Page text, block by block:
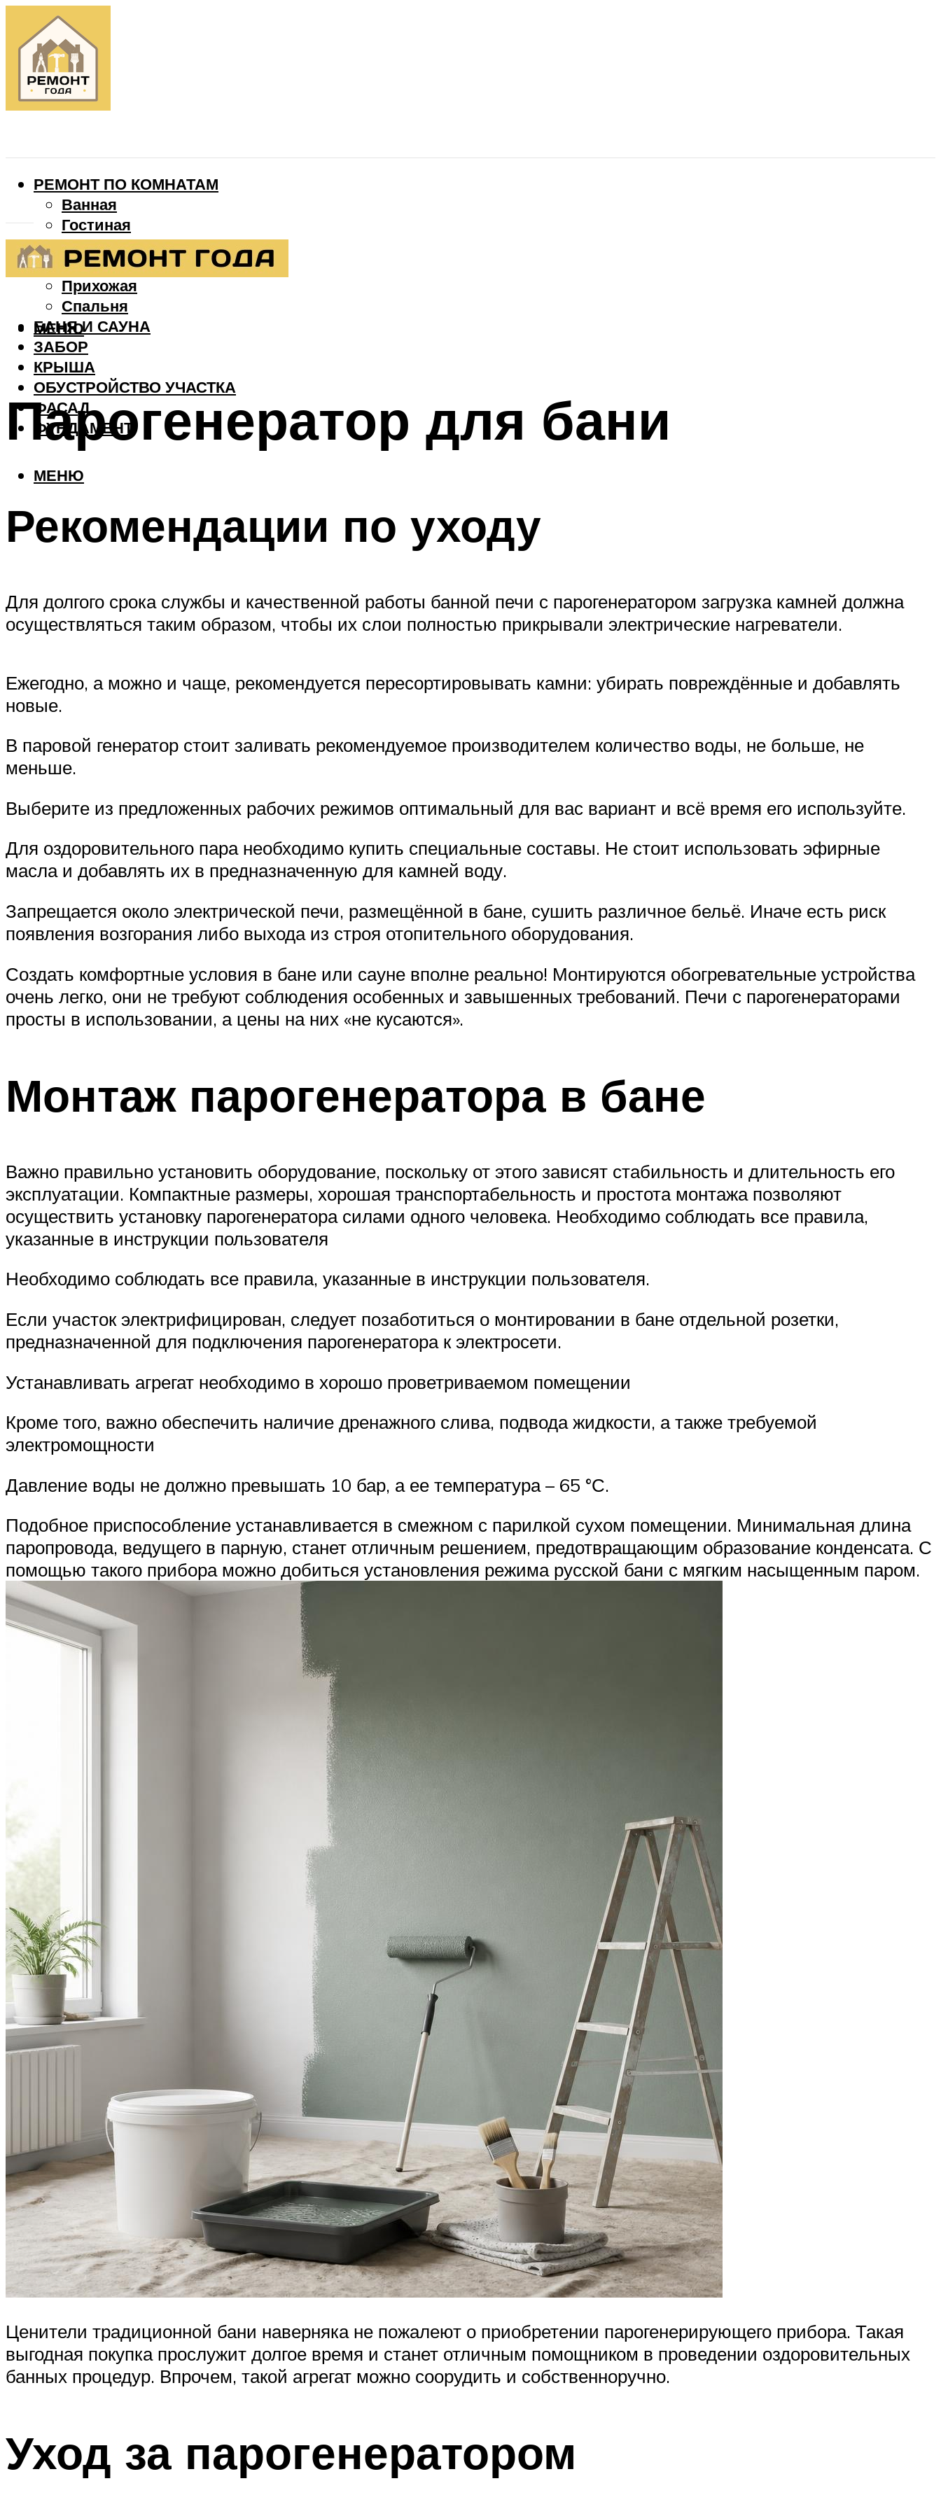
РЕМОНТ ПО КОМНАТАМ
Ванная
Гостиная
Детская
Кухня
Прихожая
Спальня
БАНЯ И САУНА
ЗАБОР
КРЫША
ОБУСТРОЙСТВО УЧАСТКА
ФАСАД
ФУНДАМЕНТ
МЕНЮ
МЕНЮ
Парогенератор для бани
Рекомендации по уходу
Для долгого срока службы и качественной работы банной печи с парогенератором загрузка камней должна
осуществляться таким образом, чтобы их слои полностью прикрывали электрические нагреватели.
Ежегодно, а можно и чаще, рекомендуется пересортировывать камни: убирать повреждённые и добавлять
новые.
В паровой генератор стоит заливать рекомендуемое производителем количество воды, не больше, не
меньше.
Выберите из предложенных рабочих режимов оптимальный для вас вариант и всё время его используйте.
Для оздоровительного пара необходимо купить специальные составы. Не стоит использовать эфирные
масла и добавлять их в предназначенную для камней воду.
Запрещается около электрической печи, размещённой в бане, сушить различное бельё. Иначе есть риск
появления возгорания либо выхода из строя отопительного оборудования.
Создать комфортные условия в бане или сауне вполне реально! Монтируются обогревательные устройства
очень легко, они не требуют соблюдения особенных и завышенных требований. Печи с парогенераторами
просты в использовании, а цены на них «не кусаются».
Монтаж парогенератора в бане
Важно правильно установить оборудование, поскольку от этого зависят стабильность и длительность его
эксплуатации. Компактные размеры, хорошая транспортабельность и простота монтажа позволяют
осуществить установку парогенератора силами одного человека. Необходимо соблюдать все правила,
указанные в инструкции пользователя
Необходимо соблюдать все правила, указанные в инструкции пользователя.
Если участок электрифицирован, следует позаботиться о монтировании в бане отдельной розетки,
предназначенной для подключения парогенератора к электросети.
Устанавливать агрегат необходимо в хорошо проветриваемом помещении
Кроме того, важно обеспечить наличие дренажного слива, подвода жидкости, а также требуемой
электромощности
Давление воды не должно превышать 10 бар, а ее температура – 65 °С.
Подобное приспособление устанавливается в смежном с парилкой сухом помещении. Минимальная длина
паропровода, ведущего в парную, станет отличным решением, предотвращающим образование конденсата. С
помощью такого прибора можно добиться установления режима русской бани с мягким насыщенным паром.
Ценители традиционной бани наверняка не пожалеют о приобретении парогенерирующего прибора. Такая
выгодная покупка прослужит долгое время и станет отличным помощником в проведении оздоровительных
банных процедур. Впрочем, такой агрегат можно соорудить и собственноручно.
Уход за парогенератором